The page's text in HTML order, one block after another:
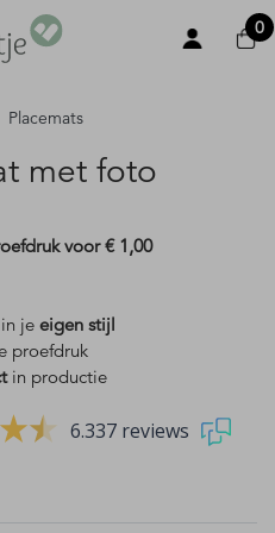
0
Placemats
met foto
voor€ 1,00
je eigen stijl
proefdruk
in productie
6.337 reviews